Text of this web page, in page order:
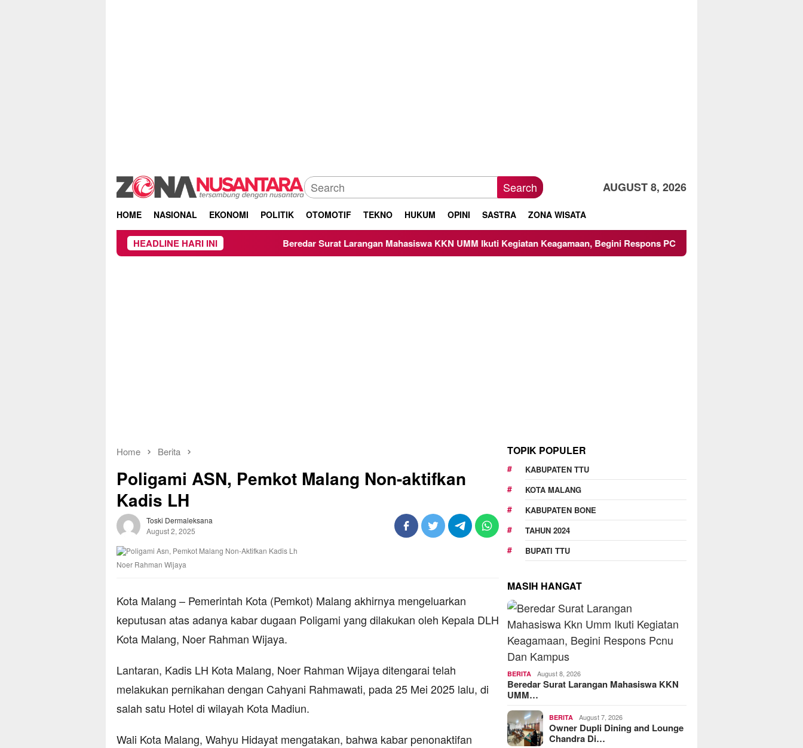
Search AUGUST 8, 2026
HOME NASIONAL EKONOMI POLITIK OTOMOTIF TEKNO HUKUM OPINI SASTRA ZONA WISATA
HEADLINE HARI INIBeredar Surat Larangan Mahasiswa KKN UMM Ikuti Kegiatan Keagamaan, Begini Respons PCNU dan Kampus
Home Berita
Poligami ASN, Pemkot Malang Non-aktifkan
Kadis LH
Toski Dermaleksana
August 2, 2025
Noer Rahman Wijaya
Kota Malang – Pemerintah Kota (Pemkot) Malang akhirnya mengeluarkan
keputusan atas adanya kabar dugaan Poligami yang dilakukan oleh Kepala DLH
Kota Malang, Noer Rahman Wijaya.
Lantaran, Kadis LH Kota Malang, Noer Rahman Wijaya ditengarai telah
melakukan pernikahan dengan Cahyani Rahmawati, pada 25 Mei 2025 lalu, di
salah satu Hotel di wilayah Kota Madiun.
Wali Kota Malang, Wahyu Hidayat mengatakan, bahwa kabar penonaktifan
TOPIK POPULER
KABUPATEN TTU
KOTA MALANG
KABUPATEN BONE
TAHUN 2024
BUPATI TTU
MASIH HANGAT
BERITA August 8, 2026
Beredar Surat Larangan Mahasiswa KKN
UMM…
BERITA August 7, 2026
Owner Dupli Dining and Lounge
Chandra Di…